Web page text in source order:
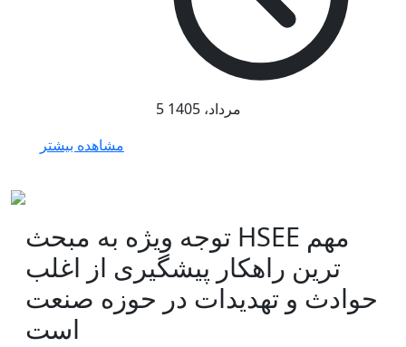
5 مرداد، 1405
مشاهده بیشتر
توجه ویژه به مبحث HSEE مهم
ترین راهکار پیشگیری از اغلب
حوادث و تهدیدات در حوزه صنعت
است